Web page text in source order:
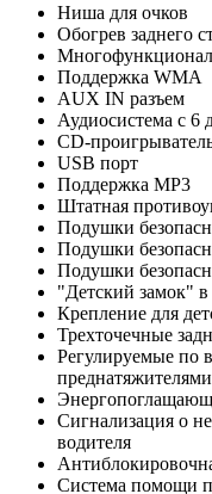
Ниша для очков
Обогрев заднего
Поддержка WMA
AUX IN разъем
Аудиосистема с 6
CD-
USB порт
Поддержка MP3
Штатная
Подушки
Подушки
Подушки
"Детский замок" в
Крепление для
Трехточечные
Регулируемые по
преднатяжителями
Сигнализация о
водителя
Система помощи